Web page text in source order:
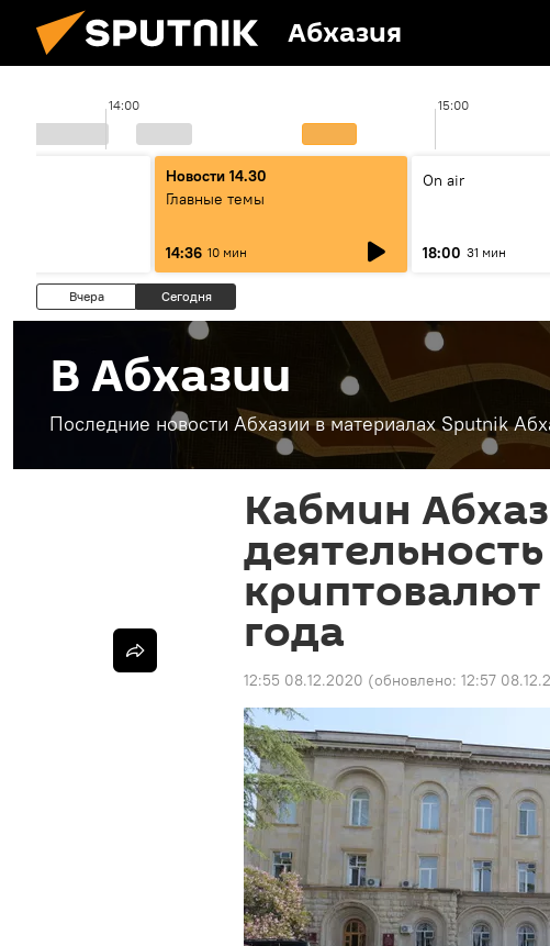
Абхазия
14:00 15:00
Новости 14.30
Главные темы
14:36 10 мин
On air
18:00 31 мин
Вчера Сегодня
В Абхазии
Последние новости Абхазии в материалах Sputnik
Кабмин
года
12:55 08.12.2020 (обновлено: 12:57